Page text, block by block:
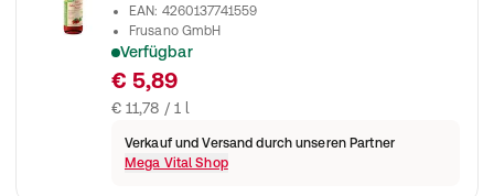
EAN: 4260137741559
Frusano GmbH
Verfügbar
Fructosefreier Getränkesirup, auch als Süßmittel
€ 5,89
€ 11,78 / 1 l
Verkauf und Versand durch unseren Partner
Mega Vital Shop